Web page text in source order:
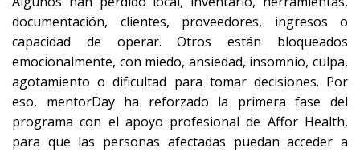
documentación, clientes, proveedores, ingresos o
capacidad de operar. Otros están bloqueados
emocionalmente, con miedo, ansiedad, insomnio, culpa,
agotamiento o dificultad para tomar decisiones. Por
eso, mentorDay ha reforzado la primera fase del
programa con el apoyo profesional de Affor Health,
para que las personas afectadas puedan acceder a